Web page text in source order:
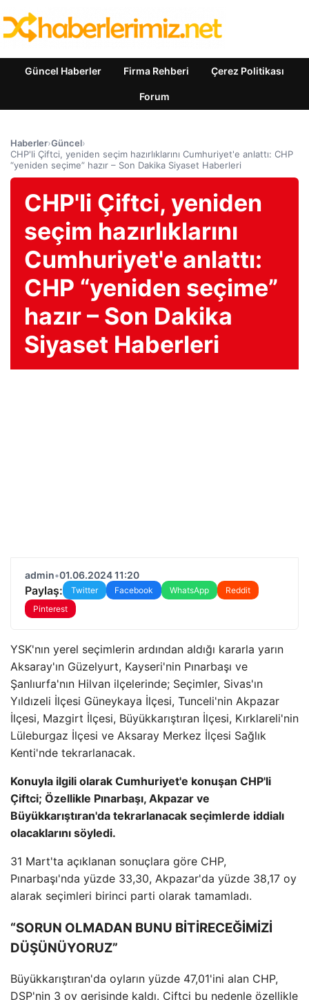
Güncel Haberler Firma Rehberi Çerez Politikası
Forum
Haberler›Güncel›
CHP'li Çiftci, yeniden seçim hazırlıklarını Cumhuriyet'e anlattı: CHP
“yeniden seçime” hazır – Son Dakika Siyaset Haberleri
CHP'li Çiftci, yeniden
seçim hazırlıklarını
Cumhuriyet'e anlattı:
CHP “yeniden seçime”
hazır – Son Dakika
Siyaset Haberleri
admin•01.06.2024 11:20
Paylaş: Twitter Facebook WhatsApp
Reddit
Pinterest
YSK'nın yerel seçimlerin ardından aldığı kararla yarın
Aksaray'ın Güzelyurt, Kayseri'nin Pınarbaşı ve
Şanlıurfa'nın Hilvan ilçelerinde; Seçimler, Sivas'ın
Yıldızeli İlçesi Güneykaya İlçesi, Tunceli'nin Akpazar
İlçesi, Mazgirt İlçesi, Büyükkarıştıran İlçesi, Kırklareli'nin
Lüleburgaz İlçesi ve Aksaray Merkez İlçesi Sağlık
Kenti'nde tekrarlanacak.
Konuyla ilgili olarak Cumhuriyet'e konuşan CHP'li
Çiftci; Özellikle Pınarbaşı, Akpazar ve
Büyükkarıştıran'da tekrarlanacak seçimlerde iddialı
olacaklarını söyledi.
31 Mart'ta açıklanan sonuçlara göre CHP,
Pınarbaşı'nda yüzde 33,30, Akpazar'da yüzde 38,17 oy
alarak seçimleri birinci parti olarak tamamladı.
“SORUN OLMADAN BUNU BİTİRECEĞİMİZİ
DÜŞÜNÜYORUZ”
Büyükkarıştıran'da oyların yüzde 47,01'ini alan CHP,
DSP'nin 3 oy gerisinde kaldı. Çiftci bu nedenle özellikle